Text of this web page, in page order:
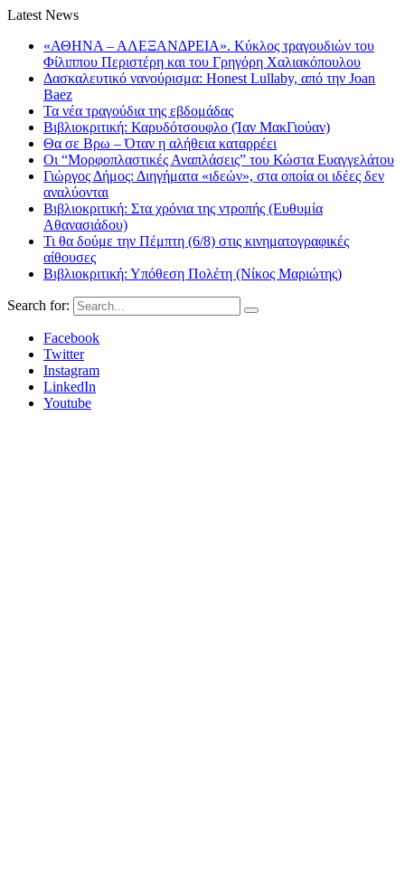
Latest News
«ΑΘΗΝΑ – ΑΛΕΞΑΝΔΡΕΙΑ». Κύκλος τραγουδιών του
Φίλιππου Περιστέρη και του Γρηγόρη Χαλιακόπουλου
Δασκαλευτικό νανούρισμα: Honest Lullaby, από την Joan
Baez
Τα νέα τραγούδια της εβδομάδας
Βιβλιοκριτική: Καρυδότσουφλο (Ίαν ΜακΓιούαν)
Θα σε Βρω – Όταν η αλήθεια καταρρέει
Οι “Μορφοπλαστικές Αναπλάσεις” του Κώστα Ευαγγελάτου
Γιώργος Δήμος: Διηγήματα «ιδεών», στα οποία οι ιδέες δεν
αναλύονται
Βιβλιοκριτική: Στα χρόνια της ντροπής (Ευθυμία
Αθανασιάδου)
Τι θα δούμε την Πέμπτη (6/8) στις κινηματογραφικές
αίθουσες
Βιβλιοκριτική: Υπόθεση Πολέτη (Νίκος Μαριώτης)
Search for:
Facebook
Twitter
Instagram
LinkedIn
Youtube